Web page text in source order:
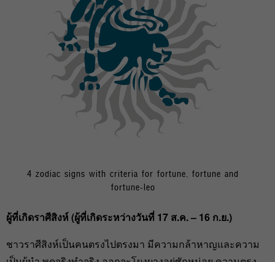
4 zodiac signs with criteria for fortune, fortune and
fortune-leo
ผู้ที่เกิดราศีสิงห์ (ผู้ที่เกิดระหว่างวันที่ 17 ส.ค. – 16 ก.ย.)
ชาวราศีสิงห์เป็นคนตรงไปตรงมา มีความกล้าหาญและความ